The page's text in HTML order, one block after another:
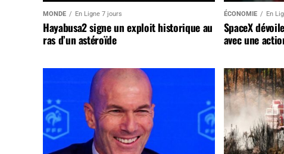
MONDE En Ligne 7 jours
Hayabusa2 signe un exploit historique au
ras d’un astéroïde
ÉCONOMIE En
SpaceX
avec une